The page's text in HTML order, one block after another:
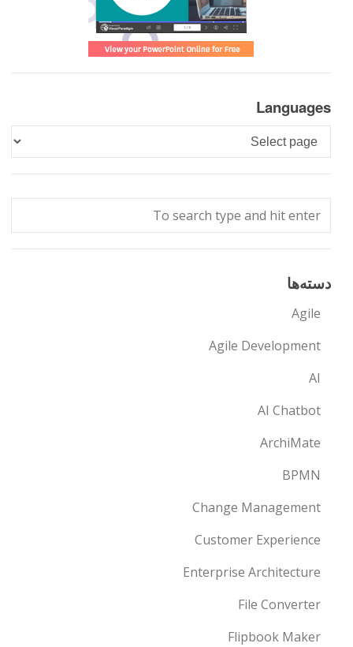
Languages
Languages
دسته‌ها
Agile
Agile Development
AI
AI Chatbot
ArchiMate
BPMN
Change Management
Customer Experience
Enterprise Architecture
File Converter
Flipbook Maker